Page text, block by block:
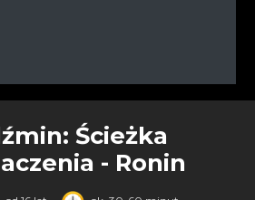
Ścieżka
- Ronin